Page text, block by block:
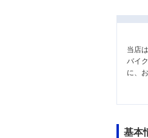
当店
バイ
に、
基本